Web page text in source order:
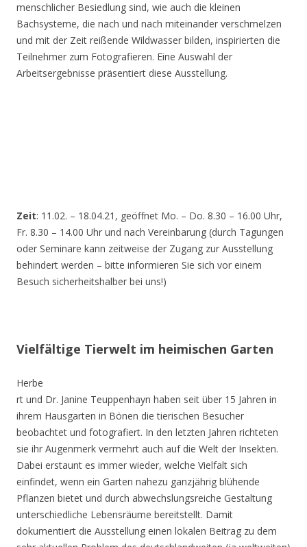
menschlicher Besiedlung sind, wie auch die kleinen
Bachsysteme, die nach und nach miteinander verschmelzen
und mit der Zeit reißende Wildwasser bilden, inspirierten die
Teilnehmer zum Fotografieren. Eine Auswahl der
Arbeitsergebnisse präsentiert diese Ausstellung.
Zeit: 11.02. – 18.04.21, geöffnet Mo. – Do. 8.30 – 16.00 Uhr,
Fr. 8.30 – 14.00 Uhr und nach Vereinbarung (durch Tagungen
oder Seminare kann zeitweise der Zugang zur Ausstellung
behindert werden – bitte informieren Sie sich vor einem
Besuch sicherheitshalber bei uns!)
Vielfältige Tierwelt im heimischen Garten
Herbe
rt und Dr. Janine Teuppenhayn haben seit über 15 Jahren in
ihrem Hausgarten in Bönen die tierischen Besucher
beobachtet und fotografiert. In den letzten Jahren richteten
sie ihr Augenmerk vermehrt auch auf die Welt der Insekten.
Dabei erstaunt es immer wieder, welche Vielfalt sich
einfindet, wenn ein Garten nahezu ganzjährig blühende
Pflanzen bietet und durch abwechslungsreiche Gestaltung
unterschiedliche Lebensräume bereitstellt. Damit
dokumentiert die Ausstellung einen lokalen Beitrag zu dem